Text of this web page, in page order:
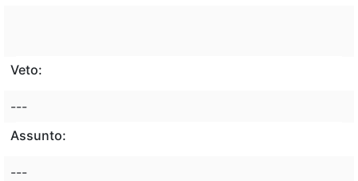
Veto:
---
Assunto:
---